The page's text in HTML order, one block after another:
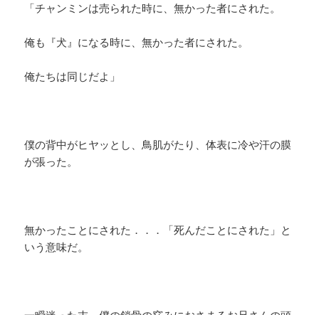
「チャンミンは売られた時に、無かった者にされた。
俺も『犬』になる時に、無かった者にされた。
俺たちは同じだよ」
僕の背中がヒヤッとし、鳥肌がたり、体表に冷や汗の膜
が張った。
無かったことにされた．．．「死んだことにされた」と
いう意味だ。